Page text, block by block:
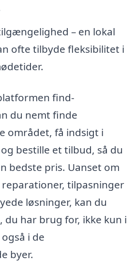
– en lokal
ofte tilbyde fleksibilitet i
find-
du nemt finde
området, få indsigt i
bestille et tilbud, så du
bedste pris. Uanset om
tilpasninger
løsninger, kan du
har brug for, ikke kun i
i de
byer.